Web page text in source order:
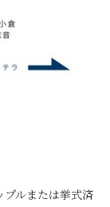
プルまたは挙式済